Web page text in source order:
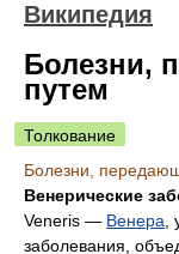
Википедия
Болезни,
путем
Толкование
Болезни,
Венерические
Veneris — Венера
заболевания,